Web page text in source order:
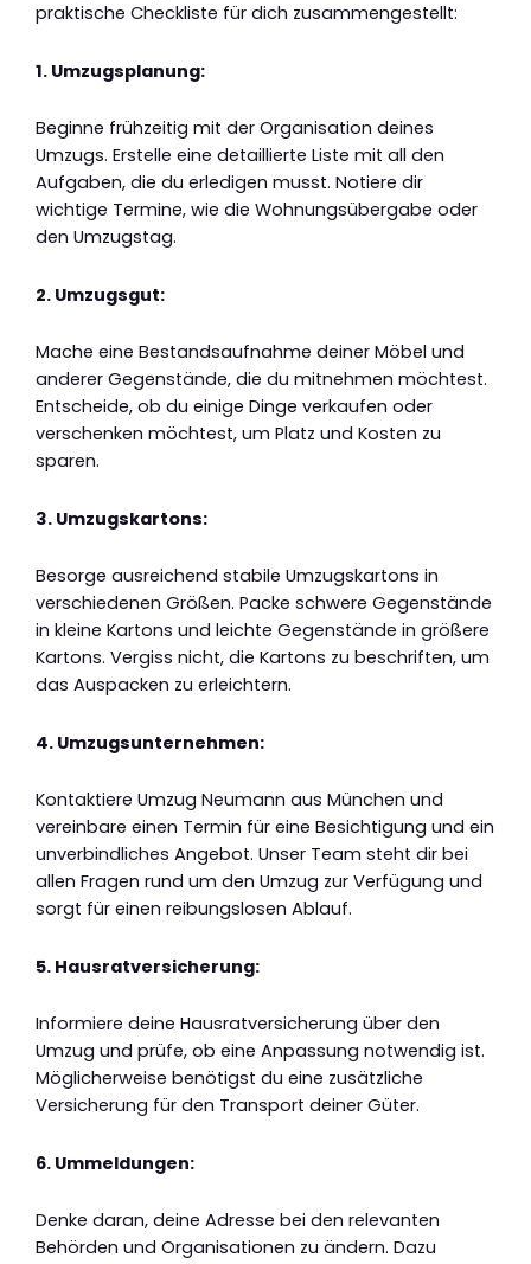
praktische Checkliste für dich zusammengestellt:
1. Umzugsplanung:
Beginne frühzeitig mit der Organisation deines
Umzugs. Erstelle eine detaillierte Liste mit all den
Aufgaben, die du erledigen musst. Notiere dir
wichtige Termine, wie die Wohnungsübergabe oder
den Umzugstag.
2. Umzugsgut:
Mache eine Bestandsaufnahme deiner Möbel und
anderer Gegenstände, die du mitnehmen möchtest.
Entscheide, ob du einige Dinge verkaufen oder
verschenken möchtest, um Platz und Kosten zu
sparen.
3. Umzugskartons:
Besorge ausreichend stabile Umzugskartons in
verschiedenen Größen. Packe schwere Gegenstände
in kleine Kartons und leichte Gegenstände in größere
Kartons. Vergiss nicht, die Kartons zu beschriften, um
das Auspacken zu erleichtern.
4. Umzugsunternehmen:
Kontaktiere Umzug Neumann aus München und
vereinbare einen Termin für eine Besichtigung und ein
unverbindliches Angebot. Unser Team steht dir bei
allen Fragen rund um den Umzug zur Verfügung und
sorgt für einen reibungslosen Ablauf.
5. Hausratversicherung:
Informiere deine Hausratversicherung über den
Umzug und prüfe, ob eine Anpassung notwendig ist.
Möglicherweise benötigst du eine zusätzliche
Versicherung für den Transport deiner Güter.
6. Ummeldungen:
Denke daran, deine Adresse bei den relevanten
Behörden und Organisationen zu ändern. Dazu